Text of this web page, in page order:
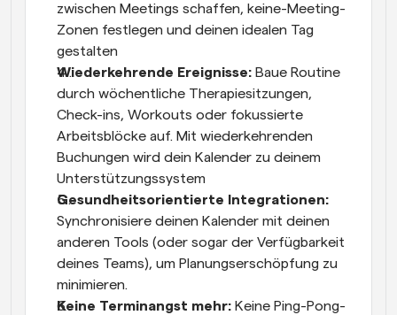
zwischen Meetings schaffen, keine-Meeting-
Zonen festlegen und deinen idealen Tag
gestalten
Wiederkehrende Ereignisse: Baue Routine
durch wöchentliche Therapiesitzungen,
Check-ins, Workouts oder fokussierte
Arbeitsblöcke auf. Mit wiederkehrenden
Buchungen wird dein Kalender zu deinem
Unterstützungssystem
Gesundheitsorientierte Integrationen:
Synchronisiere deinen Kalender mit deinen
anderen Tools (oder sogar der Verfügbarkeit
deines Teams), um Planungserschöpfung zu
minimieren.
Keine Terminangst mehr: Keine Ping-Pong-